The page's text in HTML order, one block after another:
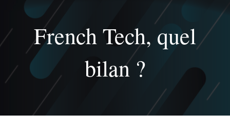
French Tech, quel
bilan ?